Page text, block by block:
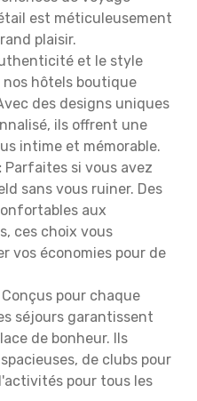
est méticuleusement
plaisir.
et le style
hôtels boutique
des designs uniques
ils offrent une
intime et mémorable.
Parfaites si vous avez
sans vous ruiner. Des
aux
ces choix vous
vos économies pour de
Conçus pour chaque
séjours garantissent
de bonheur. Ils
de clubs pour
pour tous les